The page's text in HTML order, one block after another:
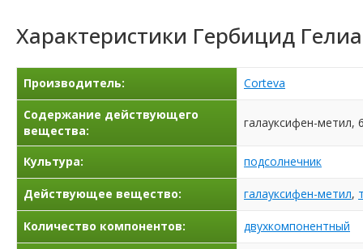
Характеристики Гербицид
Производитель: Corteva
Содержание действующего
вещества:
галауксифен-метил,
Культура: подсолнечник
Действующее вещество: галауксифен-метил,
Количество компонентов: двухкомпонентный